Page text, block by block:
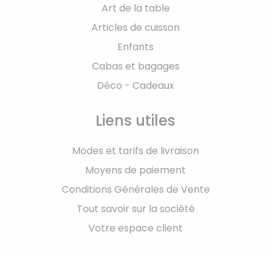
Art de la table
Articles de cuisson
Enfants
Cabas et bagages
Déco - Cadeaux
Liens utiles
Modes et tarifs de livraison
Moyens de paiement
Conditions Générales de Vente
Tout savoir sur la société
Votre espace client